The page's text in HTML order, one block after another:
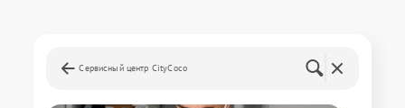
Сервисный центр CityCoco